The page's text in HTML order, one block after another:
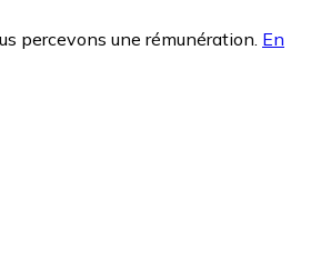
percevons une rémunération. En